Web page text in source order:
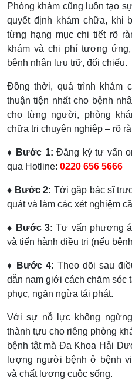
Phòng khám cũng luôn tạo
quyết định khám chữa, khi
từng hạng mục chi tiết rõ
khám và chi phí tương
bệnh nhân lưu trữ, đối chiếu.
Đồng thời, quá trình khám
thuận tiện nhất cho bệnh
cho từng người, phòng
chữa trị chuyên nghiệp – rõ
♦ Bước 1: Đăng ký tư vấn
qua Hotline: 0220 656 5666
♦ Bước 2: Tới gặp bác sĩ
quát và làm các xét nghiệm
♦ Bước 3: Tư vấn phương
và tiến hành điều trị (nếu
♦ Bước 4: Theo dõi sau
dẫn nam giới cách chăm sóc
phục, ngăn ngừa tái phát.
Với sự nỗ lực không
thành tựu cho riêng phòng
bệnh tật mà Đa Khoa Hải
lượng người bệnh ở bệnh
và chất lượng cuộc sống.